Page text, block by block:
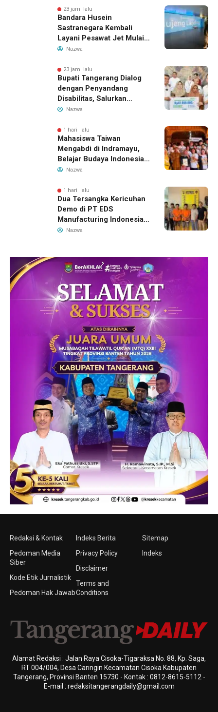
23 jam lalu
Bandara Husein
Sastranegara Kembali
Layani Pesawat Jet Mulai
14 Agustus 2026, Garuda
Bandung-Denpasar
Nazwa
23 jam lalu
Bupati Tangerang Dialog
dengan Penyandang
Disabilitas, Salurkan
Bantuan dan Tampung
Nazwa
1 hari lalu
Mahasiswa Taiwan
Mengabdi di Indramayu,
Belajar Budaya Indonesia
dan Edukasi Pekerja
Nazwa
1 hari lalu
Dua Tersangka Kericuhan
Demo di PT EDS
Manufacturing Indonesia
Ditahan, Polda Banten
Nazwa
Redaksi & Kontak
Pedoman Media
Siber
Kode Etik Jurnalistik
Pedoman Hak Jawab
Indeks Berita
Privacy Policy
Disclaimer
Terms and
Conditions
Sitemap
Indeks
Alamat Redaksi : Jalan Raya Cisoka-Tigaraksa No. 88, Kp. Saga,
RT 004/004, Desa Caringin Kecamatan Cisoka Kabupaten
Tangerang, Provinsi Banten 15730 - Kontak : 0812-8615-5112 -
E-mail : redaksitangerangdaily@gmail.com